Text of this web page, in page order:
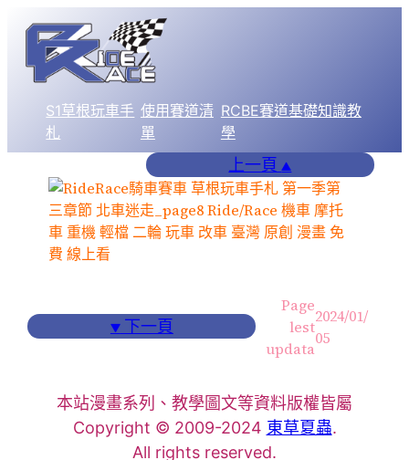
S1草根玩車手
札
使用賽道清
單
RCBE賽道基礎知識教
學
上一頁▲
▼下一頁
Page
lest
updata
2024/01/
05
本站漫畫系列、教學圖文等資料版權皆屬
Copyright © 2009-2024 東草夏蟲.
All rights reserved.